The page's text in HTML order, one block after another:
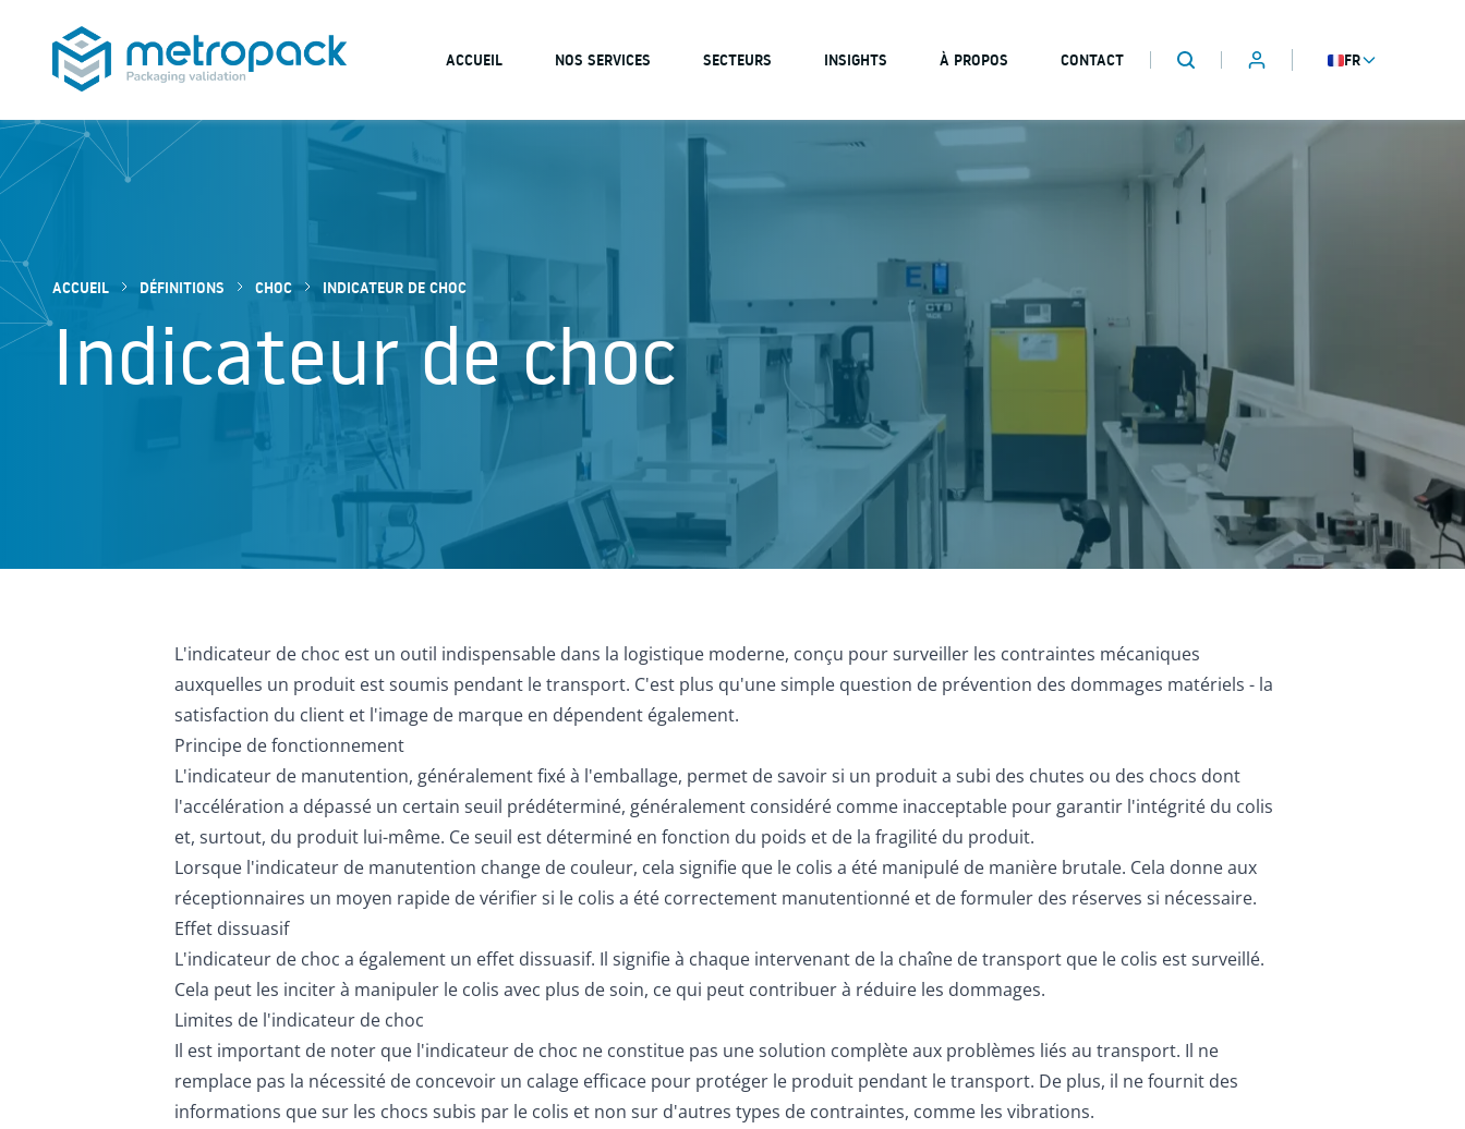
METROPACK
ACCUEIL NOS SERVICES SECTEURS INSIGHTS À PROPOS CONTACT ESPACE CLIENTFR
ACCUEIL DÉFINITIONS CHOC INDICATEUR DE CHOC
Indicateur de choc
L'indicateur de choc est un outil indispensable dans la logistique moderne, conçu pour surveiller les contraintes mécaniques
auxquelles un produit est soumis pendant le transport. C'est plus qu'une simple question de prévention des dommages matériels - la
satisfaction du client et l'image de marque en dépendent également.
Principe de fonctionnement
L'indicateur de manutention, généralement fixé à l'emballage, permet de savoir si un produit a subi des chutes ou des chocs dont
l'accélération a dépassé un certain seuil prédéterminé, généralement considéré comme inacceptable pour garantir l'intégrité du colis
et, surtout, du produit lui-même. Ce seuil est déterminé en fonction du poids et de la fragilité du produit.
Lorsque l'indicateur de manutention change de couleur, cela signifie que le colis a été manipulé de manière brutale. Cela donne aux
réceptionnaires un moyen rapide de vérifier si le colis a été correctement manutentionné et de formuler des réserves si nécessaire.
Effet dissuasif
L'indicateur de choc a également un effet dissuasif. Il signifie à chaque intervenant de la chaîne de transport que le colis est surveillé.
Cela peut les inciter à manipuler le colis avec plus de soin, ce qui peut contribuer à réduire les dommages.
Limites de l'indicateur de choc
Il est important de noter que l'indicateur de choc ne constitue pas une solution complète aux problèmes liés au transport. Il ne
remplace pas la nécessité de concevoir un calage efficace pour protéger le produit pendant le transport. De plus, il ne fournit des
informations que sur les chocs subis par le colis et non sur d'autres types de contraintes, comme les vibrations.